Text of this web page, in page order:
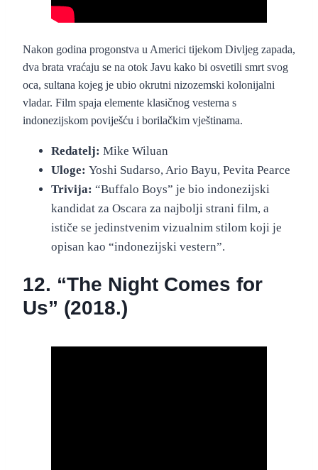
“Buffalo Boys” (2018.)
Nakon godina progonstva u Americi tijekom Divljeg zapada,
dva brata vraćaju se na otok Javu kako bi osvetili smrt svog
oca, sultana kojeg je ubio okrutni nizozemski kolonijalni
vladar. Film spaja elemente klasičnog vesterna s
indonezijskom poviješću i borilačkim vještinama.
Redatelj: Mike Wiluan
Uloge: Yoshi Sudarso, Ario Bayu, Pevita Pearce
Trivija: “Buffalo Boys” je bio indonezijski
kandidat za Oscara za najbolji strani film, a
ističe se jedinstvenim vizualnim stilom koji je
opisan kao “indonezijski vestern”.
12. “The Night Comes for
Us” (2018.)